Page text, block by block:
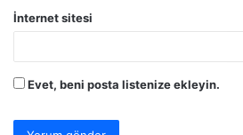
İnternet sitesi
Evet, beni posta listenize ekleyin.